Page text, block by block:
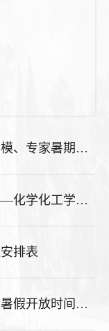
中南大学举办第三届劳模、专家暑期疗休养活动
催化激情，驱动快乐——化学化工学院与机电工程学院教师羽毛球友谊赛圆满举行
排表
2026年校工会乒乓球馆暑假开放时间公告